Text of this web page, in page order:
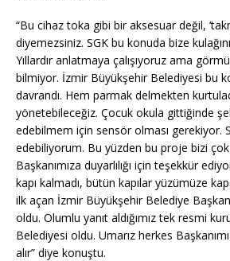
“Bu cihaz toka gibi bir aksesuar değil,
diyemezsiniz. SGK bu konuda bize
Yıllardır anlatmaya çalışıyoruz ama
bilmiyor. İzmir Büyükşehir Belediyesi bu
davrandı. Hem parmak delmekten
yönetebileceğiz. Çocuk okula gittiğinde
edebilmem için sensör olması gerekiyor.
edebiliyorum. Bu yüzden bu proje bizi
Başkanımıza duyarlılığı için teşekkür
kapı kalmadı, bütün kapılar yüzümüze
ilk açan İzmir Büyükşehir Belediye
oldu. Olumlu yanıt aldığımız tek resmi
Belediyesi oldu. Umarız herkes
alır” diye konuştu.